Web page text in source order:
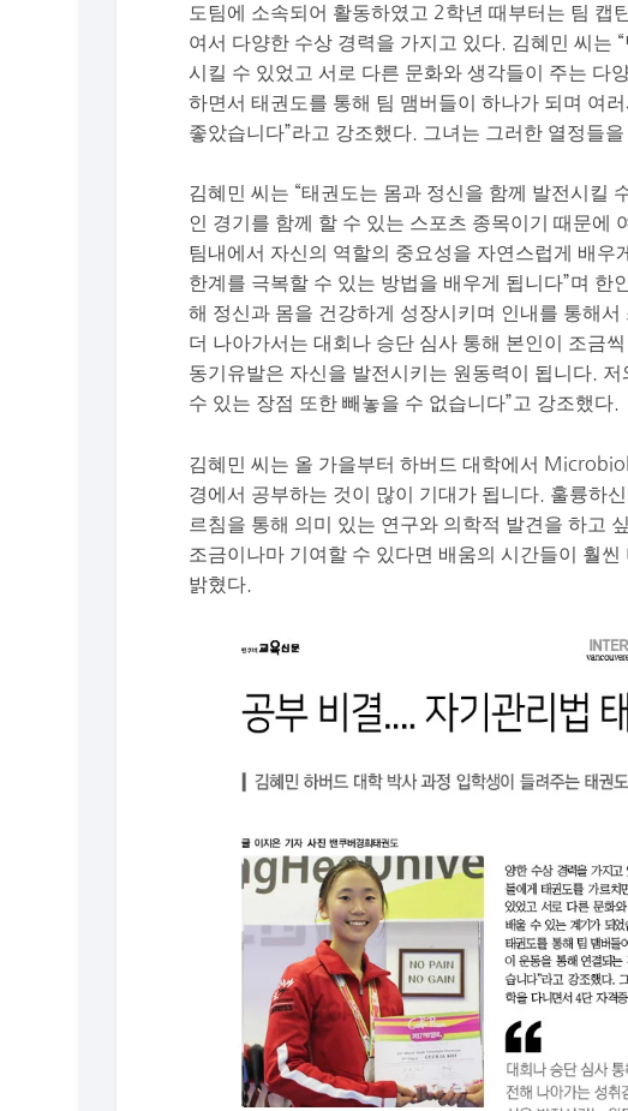
도팀에 소속되어 활동하였고 2학년 때부터는 팀 캡
여서 다양한 수상 경력을 가지고 있다. 김혜민 씨는
시킬 수 있었고 서로 다른 문화와 생각들이 주는 다
하면서 태권도를 통해 팀 맴버들이 하나가 되며 여
좋았습니다”라고 강조했다. 그녀는 그러한 열정들
김혜민 씨는 “태권도는 몸과 정신을 함께 발전시킬
인 경기를 함께 할 수 있는 스포츠 종목이기 때문에
팀내에서 자신의 역할의 중요성을 자연스럽게 배우
한계를 극복할 수 있는 방법을 배우게 됩니다”며
해 정신과 몸을 건강하게 성장시키며 인내를 통해
더 나아가서는 대회나 승단 심사 통해 본인이 조금
동기유발은 자신을 발전시키는 원동력이 됩니다.
수 있는 장점 또한 빼놓을 수 없습니다”고 강조했다.
김혜민 씨는 올 가을부터 하버드 대학에서
경에서 공부하는 것이 많이 기대가 됩니다. 훌륭하
르침을 통해 의미 있는 연구와 의학적 발견을 하고
조금이나마 기여할 수 있다면 배움의 시간들이 훨
밝혔다.